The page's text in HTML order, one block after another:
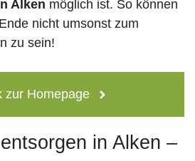
Alken möglich ist. So können
nicht umsonst zum
zu sein!
zur Homepage
in Alken –